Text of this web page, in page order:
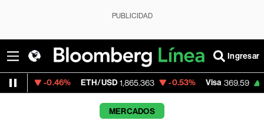
PUBLICIDAD
Ingresar
ETH/USD 1,865.363 -0.53% Visa 369.59 +1.07%
MERCADOS